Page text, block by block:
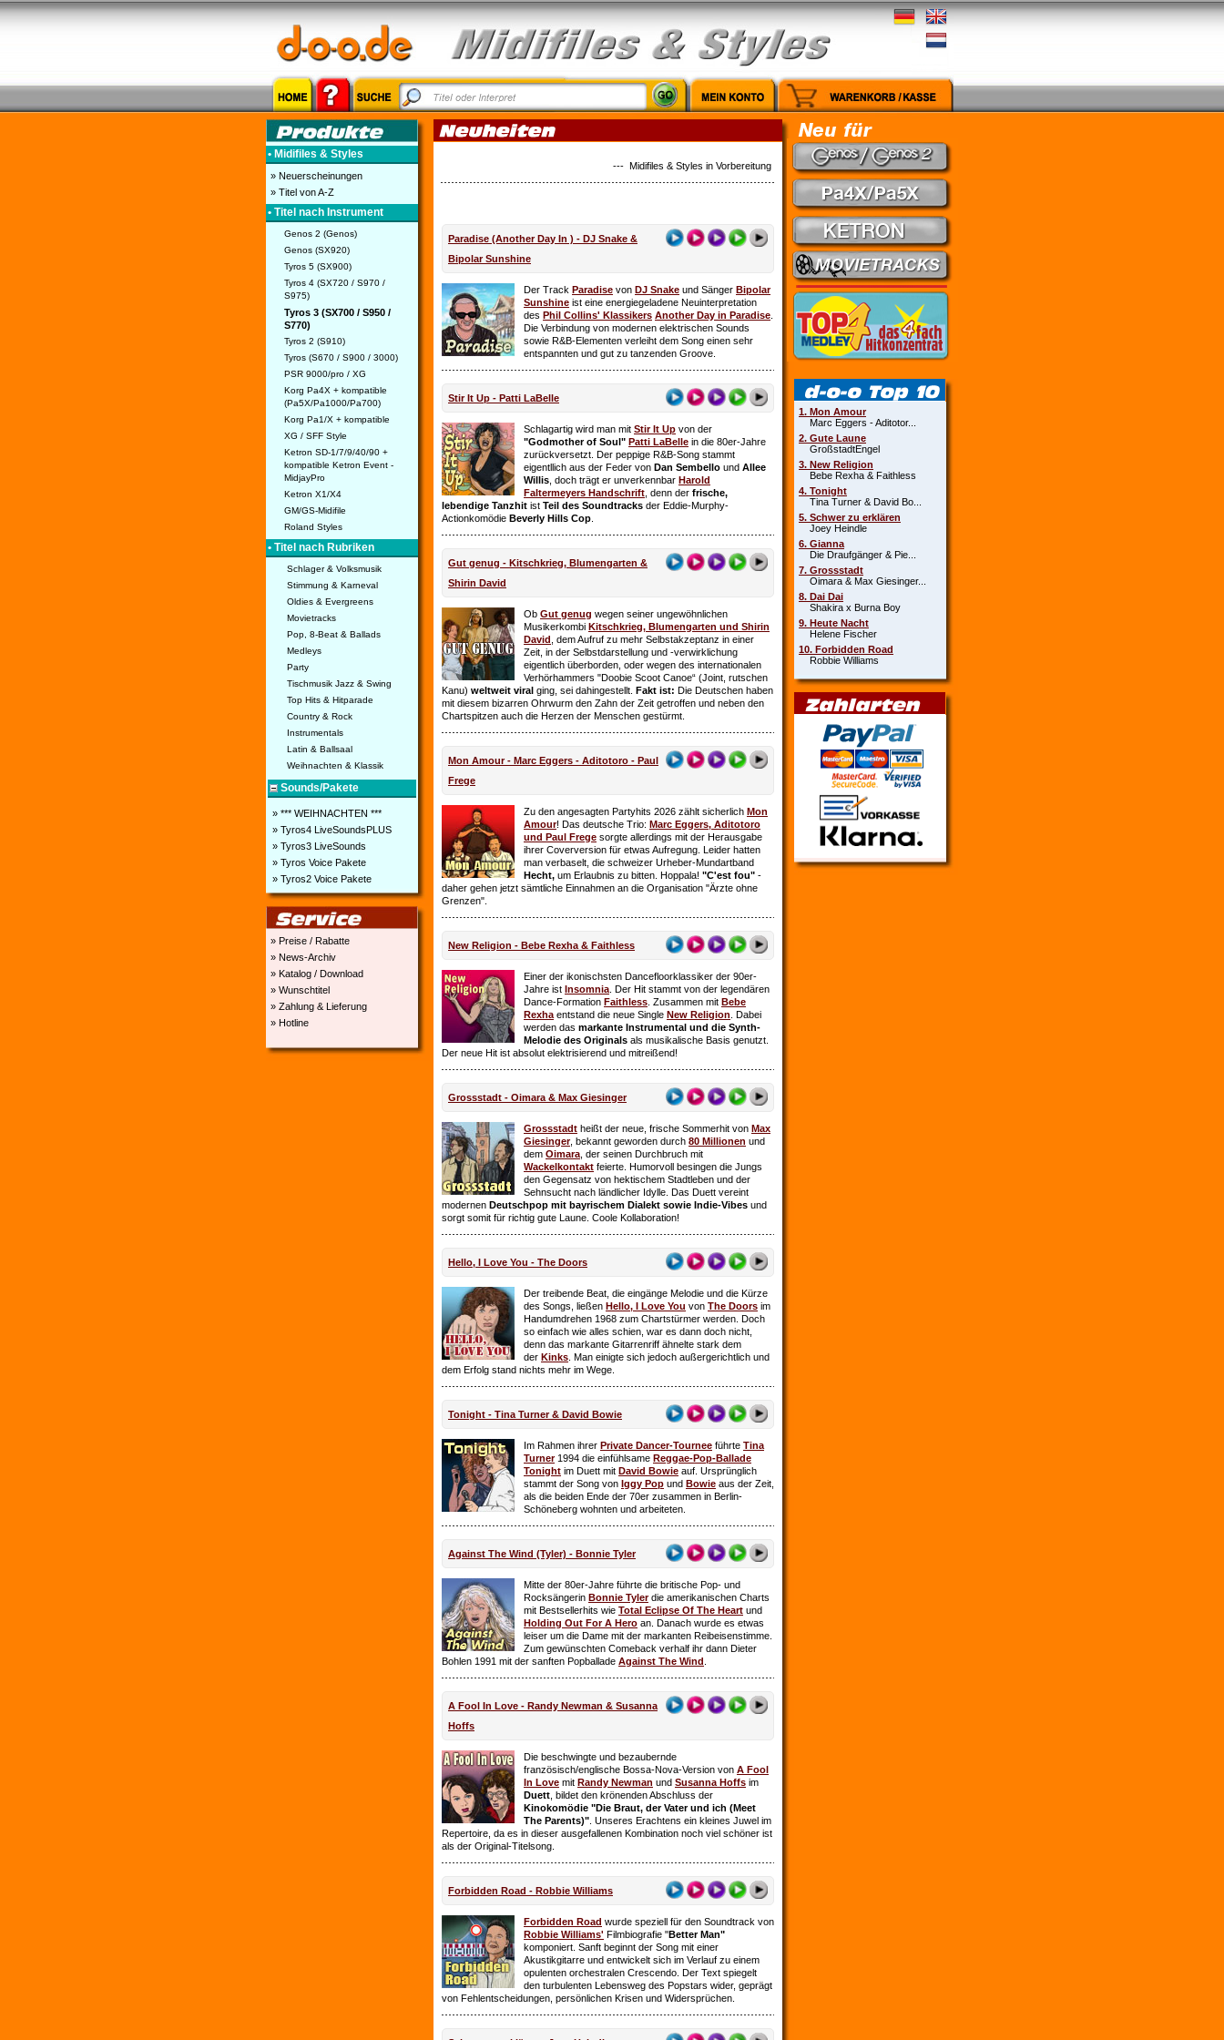
• Midifiles & Styles
» Neuerscheinungen
» Titel von A-Z
• Titel nach Instrument
Genos 2 (Genos)
Genos (SX920)
Tyros 5 (SX900)
Tyros 4 (SX720 / S970 /
S975)
Tyros 3 (SX700 / S950 /
S770)
Tyros 2 (S910)
Tyros (S670 / S900 / 3000)
PSR 9000/pro / XG
Korg Pa4X + kompatible
(Pa5X/Pa1000/Pa700)
Korg Pa1/X + kompatible
XG / SFF Style
Ketron SD-1/7/9/40/90 +
kompatible Ketron Event -
MidjayPro
Ketron X1/X4
GM/GS-Midifile
Roland Styles
• Titel nach Rubriken
Schlager & Volksmusik
Stimmung & Karneval
Oldies & Evergreens
Movietracks
Pop, 8-Beat & Ballads
Medleys
Party
Tischmusik Jazz & Swing
Top Hits & Hitparade
Country & Rock
Instrumentals
Latin & Ballsaal
Weihnachten & Klassik
Sounds/Pakete
» *** WEIHNACHTEN ***
» Tyros4 LiveSoundsPLUS
» Tyros3 LiveSounds
» Tyros Voice Pakete
» Tyros2 Voice Pakete
» Preise / Rabatte
» News-Archiv
» Katalog / Download
» Wunschtitel
» Zahlung & Lieferung
» Hotline
--- Midifiles & Styles in Vorbereitung: Alles ist gut - Nena // Every Little Thing She Does Is Magic - The Police // Learning To Fly - Pink Floyd
Paradise (Another Day In ) - DJ Snake &
Bipolar Sunshine
Der Track Paradise von DJ Snake und Sänger Bipolar
Sunshine ist eine energiegeladene Neuinterpretation
des Phil Collins' Klassikers Another Day in Paradise
Die Verbindung von modernen elektrischen Sounds
sowie R&B-Elementen verleiht dem Song einen sehr
entspannten und gut zu tanzenden Groove.
Stir It Up - Patti LaBelle
Schlagartig wird man mit Stir It Up von der
"Godmother of Soul" Patti LaBelle in die 80er-Jahre
zurückversetzt. Der peppige R&B-Song stammt
eigentllich aus der Feder von Dan Sembello und Allee
Willis , doch trägt er unverkennbar Harold
Faltermeyers Handschrift , denn der frische,
lebendige Tanzhit ist Teil des Soundtracks der Eddie-Murphy-
Actionkomödie Beverly Hills Cop
Gut genug - Kitschkrieg, Blumengarten &
Shirin David
Ob Gut genug wegen seiner ungewöhnlichen
Musikerkombi Kitschkrieg, Blumengarten und Shirin
David , dem Aufruf zu mehr Selbstakzeptanz in einer
Zeit, in der Selbstdarstellung und ‑verwirklichung
eigentlich überborden, oder wegen des internationalen
Verhörhammers "Doobie Scoot Canoe“ (Joint, rutschen
Kanu) weltweit viral ging, sei dahingestellt. Fakt ist: Die Deutschen haben
mit diesem bizarren Ohrwurm den Zahn der Zeit getroffen und neben den
Chartspitzen auch die Herzen der Menschen gestürmt.
Mon Amour - Marc Eggers - Aditotoro - Paul
Frege
Zu den angesagten Partyhits 2026 zählt sicherlich Mon
Amour! Das deutsche Trio: Marc Eggers, Aditotoro
und Paul Frege sorgte allerdings mit der Herausgabe
ihrer Coverversion für etwas Aufregung. Leider hatten
man verbaselt, die schweizer Urheber-Mundartband
Hecht, um Erlaubnis zu bitten. Hoppala! "C'est fou" -
daher gehen jetzt sämtliche Einnahmen an die Organisation "Ärzte ohne
Grenzen".
New Religion - Bebe Rexha & Faithless
Einer der ikonischsten Dancefloorklassiker der 90er-
Jahre ist Insomnia . Der Hit stammt von der legendären
Dance-Formation Faithless . Zusammen mit Bebe
Rexha entstand die neue Single New Religion . Dabei
werden das markante Instrumental und die Synth-
Melodie des Originals als musikalische Basis genutzt.
Der neue Hit ist absolut elektrisierend und mitreißend!
Grossstadt - Oimara & Max Giesinger
Grossstadt heißt der neue, frische Sommerhit von Max
Giesinger, bekannt geworden durch 80 Millionen und
dem Oimara , der seinen Durchbruch mit
Wackelkontakt feierte. Humorvoll besingen die Jungs
den Gegensatz von hektischem Stadtleben und der
Sehnsucht nach ländlicher Idylle. Das Duett vereint
modernen Deutschpop mit bayrischem Dialekt sowie Indie-Vibes und
sorgt somit für richtig gute Laune. Coole Kollaboration!
Hello, I Love You - The Doors
Der treibende Beat, die eingänge Melodie und die Kürze
des Songs, ließen Hello, I Love You von The Doors im
Handumdrehen 1968 zum Chartstürmer werden. Doch
so einfach wie alles schien, war es dann doch nicht,
denn das markante Gitarrenriff ähnelte stark dem
der Kinks . Man einigte sich jedoch außergerichtlich und
dem Erfolg stand nichts mehr im Wege.
Tonight - Tina Turner & David Bowie
Im Rahmen ihrer Private Dancer-Tournee führte Tina
Turner 1994 die einfühlsame Reggae-Pop-Ballade
Tonight im Duett mit David Bowie auf. Ursprünglich
stammt der Song von Iggy Pop und Bowie aus der Zeit,
als die beiden Ende der 70er zusammen in Berlin-
Schöneberg wohnten und arbeiteten.
Against The Wind (Tyler) - Bonnie Tyler
Mitte der 80er-Jahre führte die britische Pop- und
Rocksängerin Bonnie Tylerdie amerikanischen Charts
mit Bestsellerhits wie Total Eclipse Of The Heart und
Holding Out For A Hero an. Danach wurde es etwas
leiser um die Dame mit der markanten Reibeisenstimme.
Zum gewünschten Comeback verhalf ihr dann Dieter
Bohlen 1991 mit der sanften Popballade Against The Wind
A Fool In Love - Randy Newman & Susanna
Hoffs
Die beschwingte und bezaubernde
französisch/englische Bossa-Nova-Version von A Fool
In Love mit Randy Newman und Susanna Hoffs im
Duett , bildet den krönenden Abschluss der
Kinokomödie "Die Braut, der Vater und ich (Meet
The Parents)" . Unseres Erachtens ein kleines Juwel im
Repertoire, da es in dieser ausgefallenen Kombination noch viel schöner ist
als der Original-Titelsong.
Forbidden Road - Robbie Williams
Forbidden Road wurde speziell für den Soundtrack von
Robbie Williams' Filmbiografie "Better Man"
komponiert. Sanft beginnt der Song mit einer
Akustikgitarre und entwickelt sich im Verlauf zu einem
opulenten orchestralen Crescendo. Der Text spiegelt
den turbulenten Lebensweg des Popstars wider, geprägt
von Fehlentscheidungen, persönlichen Krisen und Widersprüchen.
1. Mon Amour
Marc Eggers - Aditotor...
2. Gute Laune
GroßstadtEngel
3. New Religion
Bebe Rexha & Faithless
4. Tonight
Tina Turner & David Bo...
5. Schwer zu erklären
Joey Heindle
6. Gianna
Die Draufgänger & Pie...
7. Grossstadt
Oimara & Max Giesinger...
8. Dai Dai
Shakira x Burna Boy
9. Heute Nacht
Helene Fischer
10. Forbidden Road
Robbie Williams